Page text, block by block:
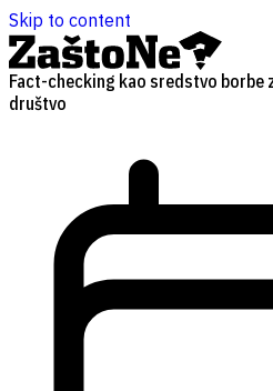
Skip to content
Fact-checking kao sredstvo
društvo